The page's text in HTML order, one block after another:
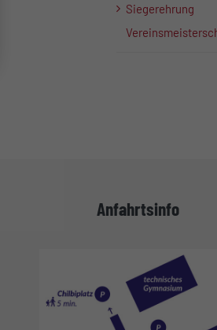
Siegerehrung
Anfahrtsinfo